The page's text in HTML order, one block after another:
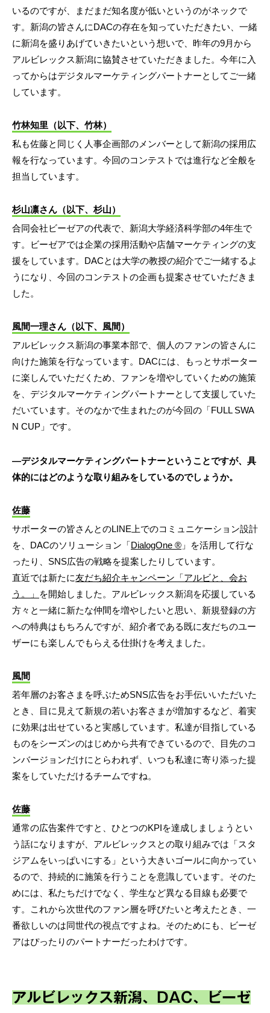
いるのですが、まだまだ知名度が低いというのがネックで
す。新潟の皆さんにDACの存在を知っていただきたい、一緒
に新潟を盛りあげていきたいという想いで、昨年の9月から
アルビレックス新潟に協賛させていただきました。今年に入
ってからはデジタルマーケティングパートナーとしてご一緒
しています。
竹林知里（以下、竹林）
私も佐藤と同じく人事企画部のメンバーとして新潟の採用広
報を行なっています。今回のコンテストでは進行など全般を
担当しています。
杉山凛さん（以下、杉山）
合同会社ビーゼアの代表で、新潟大学経済科学部の4年生で
す。ビーゼアでは企業の採用活動や店舗マーケティングの支
援をしています。DACとは大学の教授の紹介でご一緒するよ
うになり、今回のコンテストの企画も提案させていただきま
した。
風間一理さん（以下、風間）
アルビレックス新潟の事業本部で、個人のファンの皆さんに
向けた施策を行なっています。DACには、もっとサポーター
に楽しんでいただくため、ファンを増やしていくための施策
を、デジタルマーケティングパートナーとして支援していた
だいています。そのなかで生まれたのが今回の「FULL SWA
N CUP」です。
―デジタルマーケティングパートナーということですが、具
体的にはどのような取り組みをしているのでしょうか。
佐藤
サポーターの皆さんとのLINE上でのコミュニケーション設計
を、DACのソリューション「DialogOne ® 」を活用して行な
ったり、SNS広告の戦略を提案したりしています。
直近では新たに友だち紹介キャンペーン「アルビと、会お
う。」
を開始しました。アルビレックス新潟を応援している
方々と一緒に新たな仲間を増やしたいと思い、新規登録の方
への特典はもちろんですが、紹介者である既に友だちのユー
ザーにも楽しんでもらえる仕掛けを考えました。
風間
若年層のお客さまを呼ぶためSNS広告をお手伝いいただいた
とき、目に見えて新規の若いお客さまが増加するなど、着実
に効果は出せていると実感しています。私達が目指している
ものをシーズンのはじめから共有できているので、目先のコ
ンバージョンだけにとらわれず、いつも私達に寄り添った提
案をしていただけるチームですね。
佐藤
通常の広告案件ですと、ひとつのKPIを達成しましょうとい
う話になりますが、アルビレックスとの取り組みでは「スタ
ジアムをいっぱいにする」という大きいゴールに向かってい
るので、持続的に施策を行うことを意識しています。そのた
めには、私たちだけでなく、学生など異なる目線も必要で
す。これから次世代のファン層を呼びたいと考えたとき、一
番欲しいのは同世代の視点ですよね。そのためにも、ビーゼ
アはぴったりのパートナーだったわけです。
アルビレックス新潟、DAC、ビーゼ